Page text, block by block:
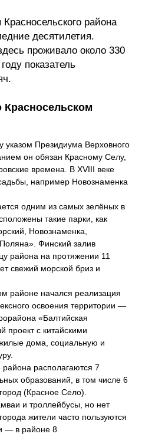
района
десятилетия.
проживало около 330
показатель
указом Президиума Верховного
он обязан Красному Селу,
времена. В XVIII веке
например Новознаменка
одним из самых зелёных в
такие парки, как
Новознаменка,
Финский залив
района на протяжении 11
свежий морской бриз и
районе начался реализация
освоения территории —
«Балтийская
проект с китайскими
дома, социальную и
района располагаются 7
образований, в том числе 6
(Красное Село).
и троллейбусы, но нет
жители часто пользуются
— в районе 8